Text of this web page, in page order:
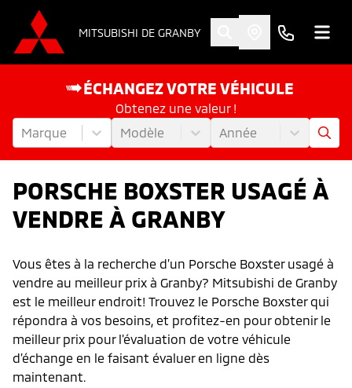
MITSUBISHI DE GRANBY
ÉCHANGEZ VOTRE VÉHICULE
Obtenez une valeur !
Marque
Modèle Année
PORSCHE BOXSTER USAGÉ À
VENDRE À GRANBY
Vous êtes à la recherche d’un Porsche Boxster usagé à
vendre au meilleur prix à Granby? Mitsubishi de Granby
est le meilleur endroit! Trouvez le Porsche Boxster qui
répondra à vos besoins, et profitez-en pour obtenir le
meilleur prix pour l'évaluation de votre véhicule
d’échange en le faisant évaluer en ligne dès
maintenant.